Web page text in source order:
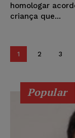
homologar
criança que...
1 2 3
Popular